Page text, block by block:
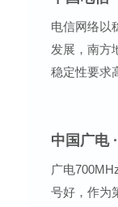
电信网络以
发展，南方
稳定性要求
中国广电
广电
号好，作为